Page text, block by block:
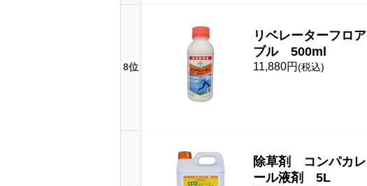
8位
リベレーターフロア
ブル 500ml
11,880円(税込)
除草剤 コンパカレ
ール液剤 5L